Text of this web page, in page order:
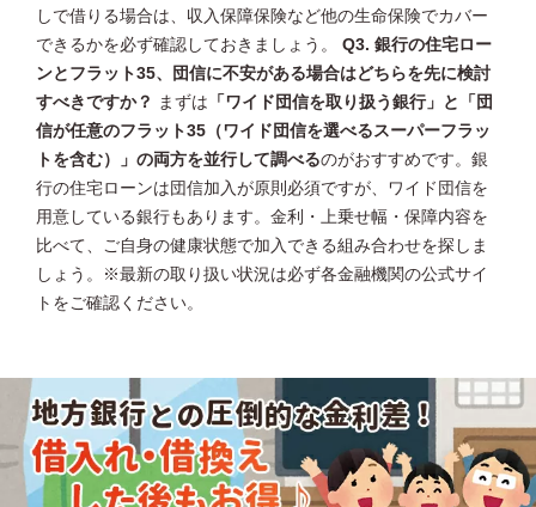
しで借りる場合は、収入保障保険など他の生命保険でカバー
できるかを必ず確認しておきましょう。 Q3. 銀行の住宅ロー
ンとフラット35、団信に不安がある場合はどちらを先に検討
すべきですか？ まずは 「ワイド団信を取り扱う銀行」と「団
信が任意のフラット35（ワイド団信を選べるスーパーフラッ
トを含む）」の両方を並行して調べるのがおすすめです。銀
行の住宅ローンは団信加入が原則必須ですが、ワイド団信を
用意している銀行もあります。金利・上乗せ幅・保障内容を
比べて、ご自身の健康状態で加入できる組み合わせを探しま
しょう。※最新の取り扱い状況は必ず各金融機関の公式サイ
トをご確認ください。